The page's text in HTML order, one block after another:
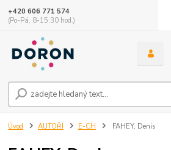
+420 606 771 574
(Po-Pá, 8-15:30 hod.)
Úvod AUTOŘI E-CH FAHEY, Denis